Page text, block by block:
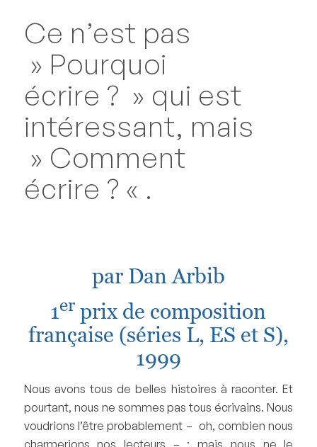
Ce n’est pas
» Pourquoi
écrire ? » qui est
intéressant, mais
» Comment
écrire ? « .
par Dan Arbib
1er prix de composition
française (séries L, ES et S),
1999
Nous avons tous de belles histoires à raconter. Et
pourtant, nous ne sommes pas tous écrivains. Nous
voudrions l’être probablement – oh, combien nous
charmerions nos lecteurs – ; mais nous ne le